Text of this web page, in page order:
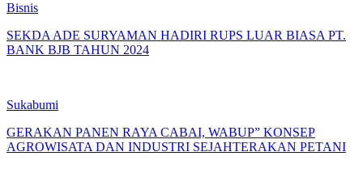
Bisnis
SEKDA ADE SURYAMAN HADIRI RUPS LUAR BIASA PT.
BANK BJB TAHUN 2024
Sukabumi
GERAKAN PANEN RAYA CABAI, WABUP” KONSEP
AGROWISATA DAN INDUSTRI SEJAHTERAKAN PETANI